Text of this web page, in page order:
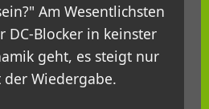
Am Wesentlichsten
DC-Blocker in keinster
geht, es steigt nur
Wiedergabe.